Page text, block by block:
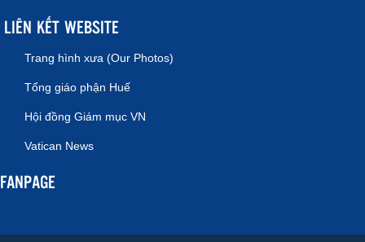
LIÊN KẾT WEBSITE
Trang hình xưa (Our Photos)
Tổng giáo phận Huế
Hội đồng Giám mục VN
Vatican News
FANPAGE